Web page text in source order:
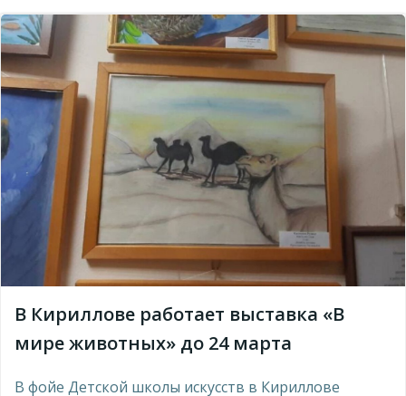
В Кириллове работает выставка «В
мире животных» до 24 марта
В фойе Детской школы искусств в Кириллове